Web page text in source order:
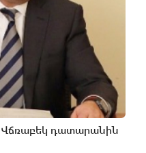
Վճռաբեկ դատարանին